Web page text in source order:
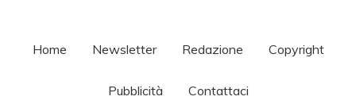
Home Newsletter Redazione Copyright
Pubblicità Contattaci